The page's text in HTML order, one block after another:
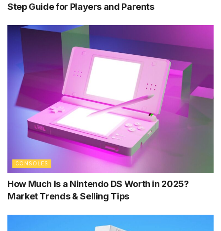
Step Guide for Players and Parents
CONSOLES
How Much Is a Nintendo DS Worth in 2025?
Market Trends & Selling Tips